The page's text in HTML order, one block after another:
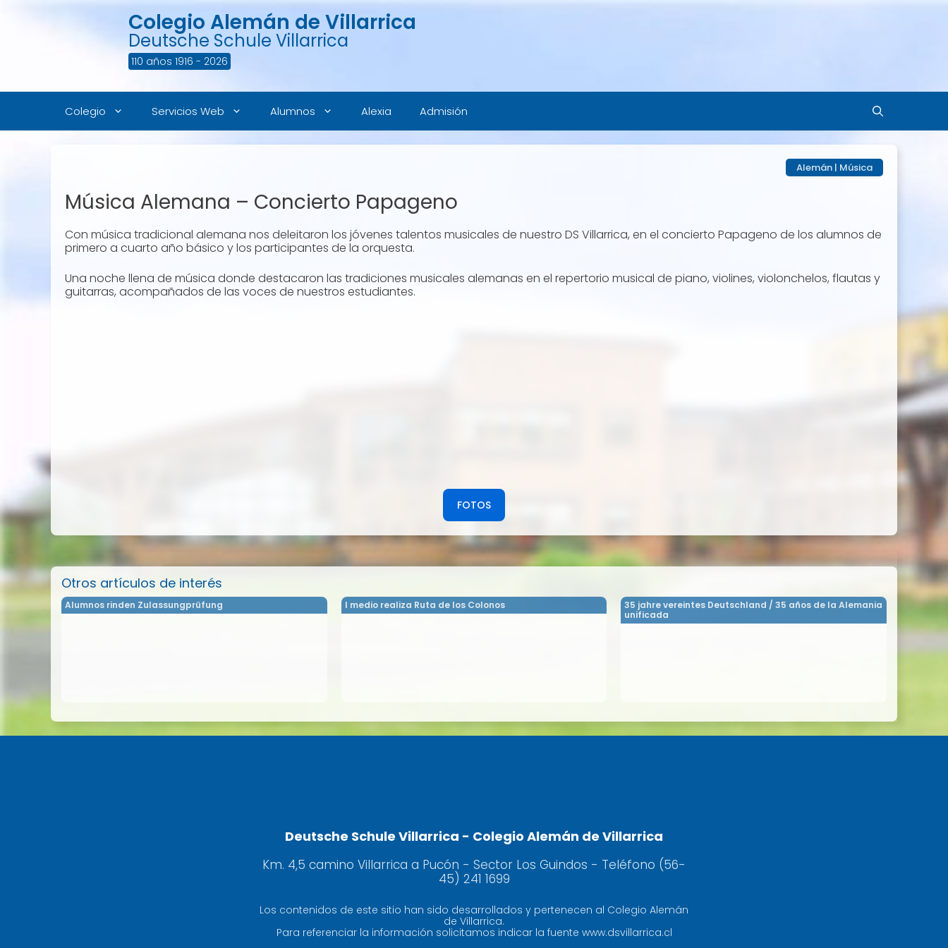
Colegio Alemán de Villarrica
Deutsche Schule Villarrica
110 años 1916 - 2026
Colegio Servicios Web Alumnos Alexia Admisión
Alemán | Música
Música Alemana – Concierto Papageno
Con música tradicional alemana nos deleitaron los jóvenes talentos musicales de nuestro DS Villarrica, en el concierto Papageno de los alumnos de
primero a cuarto año básico y los participantes de la orquesta.
Una noche llena de música donde destacaron las tradiciones musicales alemanas en el repertorio musical de piano, violines, violonchelos, flautas y
guitarras, acompañados de las voces de nuestros estudiantes.
FOTOS
Otros artículos de interés
Alumnos rinden Zulassungprüfung I medio realiza Ruta de los Colonos
35 jahre vereintes Deutschland / 35 años de la Alemania
unificada
Deutsche Schule Villarrica - Colegio Alemán de Villarrica
Km. 4,5 camino Villarrica a Pucón - Sector Los Guindos - Teléfono (56-
45) 241 1699
Los contenidos de este sitio han sido desarrollados y pertenecen al Colegio Alemán
de Villarrica.
Para referenciar la información solicitamos indicar la fuente www.dsvillarrica.cl